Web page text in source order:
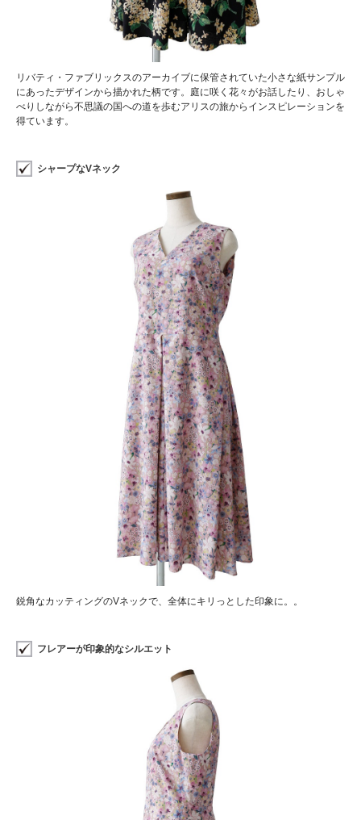
リバティ・ファブリックスのアーカイブに保管されていた小さな紙サンプル
にあったデザインから描かれた柄です。庭に咲く花々がお話したり、おしゃ
べりしながら不思議の国への道を歩むアリスの旅からインスピレーションを
得ています。
シャープなVネック
鋭角なカッティングのVネックで、全体にキリっとした印象に。。
フレアーが印象的なシルエット